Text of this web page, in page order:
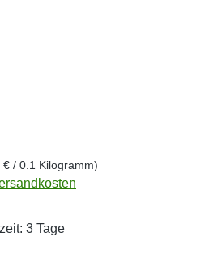
€ / 0.1 Kilogramm)
3 Tage